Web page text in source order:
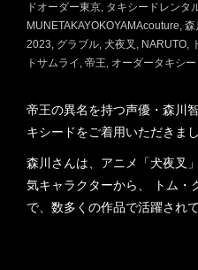
ドオーダー東京 タキシードレンタ
MUNETAKAYOKOYAMAcouture 森
2023 グラブル 犬夜叉 NARUTO
トサムライ 帝王 オーダータキシ
帝王の異名を持つ声優・森川
キシードをご着用いただきまし
森川さんは、アニメ「犬夜叉
気キャラクターから、 トム・
で、数多くの作品で活躍され